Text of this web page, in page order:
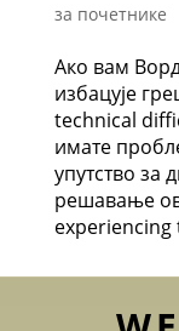
за почетнике
Ако вам
избацује
technical
имате
упутство за
решавање
experiencing